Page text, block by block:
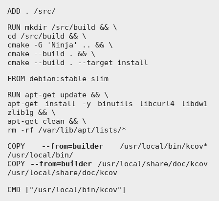
ADD . /src/
RUN mkdir /src/build && \
cd /src/build && \
cmake -G 'Ninja' .. && \
cmake --build . && \
cmake --build . --target install
FROM debian:stable-slim
RUN apt-get update && \
apt-get install -y binutils libcurl4 libdw1
zlib1g && \
apt-get clean && \
rm -rf /var/lib/apt/lists/*
COPY
--from=builder/usr/local/bin/kcov*
/usr/local/bin/
COPY --from=builder /usr/local/share/doc/kcov
/usr/local/share/doc/kcov
CMD ["/usr/local/bin/kcov"]